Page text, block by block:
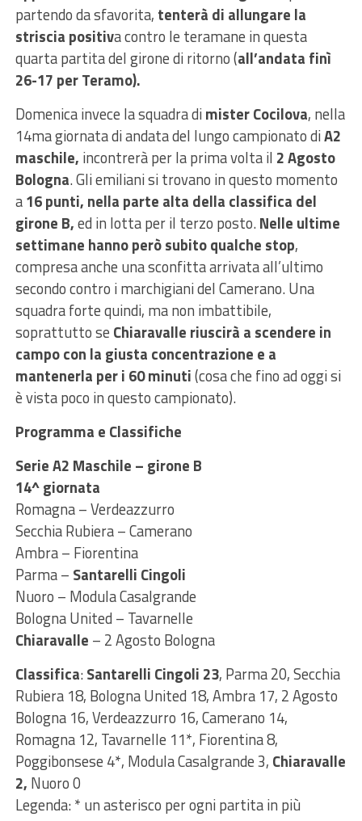
partendo da sfavorita, tenterà di allungare la
striscia positiva contro le teramane in questa
quarta partita del girone di ritorno (all’andata finì
26-17 per Teramo).
Domenica invece la squadra dimister Cocilova, nella
14ma giornata di andata del lungo campionato diA2
maschile, incontrerà per la prima volta il 2 Agosto
Bologna. Gli emiliani si trovano in questo momento
a16 punti, nella parte alta della classifica del
girone B,ed in lotta per il terzo posto.Nelle ultime
settimane hanno però subito qualche stop,
compresa anche una sconfitta arrivata all’ultimo
secondo contro i marchigiani del Camerano. Una
squadra forte quindi, ma non imbattibile,
soprattutto se Chiaravalle riuscirà a scendere in
campo con la giusta concentrazione e a
mantenerla per i 60 minuti(cosa che fino ad oggi si
è vista poco in questo campionato).
Programma e Classifiche
Serie A2 Maschile – girone B
14^ giornata
Romagna – Verdeazzurro
Secchia Rubiera – Camerano
Ambra – Fiorentina
Parma – Santarelli Cingoli
Nuoro – Modula Casalgrande
Bologna United – Tavarnelle
Chiaravalle – 2 Agosto Bologna
Classifica:Santarelli Cingoli 23, Parma 20, Secchia
Rubiera 18, Bologna United 18, Ambra 17, 2 Agosto
Bologna 16, Verdeazzurro 16, Camerano 14,
Romagna 12, Tavarnelle 11*, Fiorentina 8,
Poggibonsese 4*, Modula Casalgrande 3, Chiaravalle
2, Nuoro 0
Legenda: * un asterisco per ogni partita in più